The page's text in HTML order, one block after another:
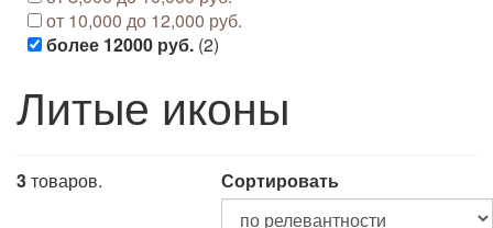
от 10,000 до 12,000 руб.
более 12000 руб. (2)
Литые иконы
3товаров. Сортировать